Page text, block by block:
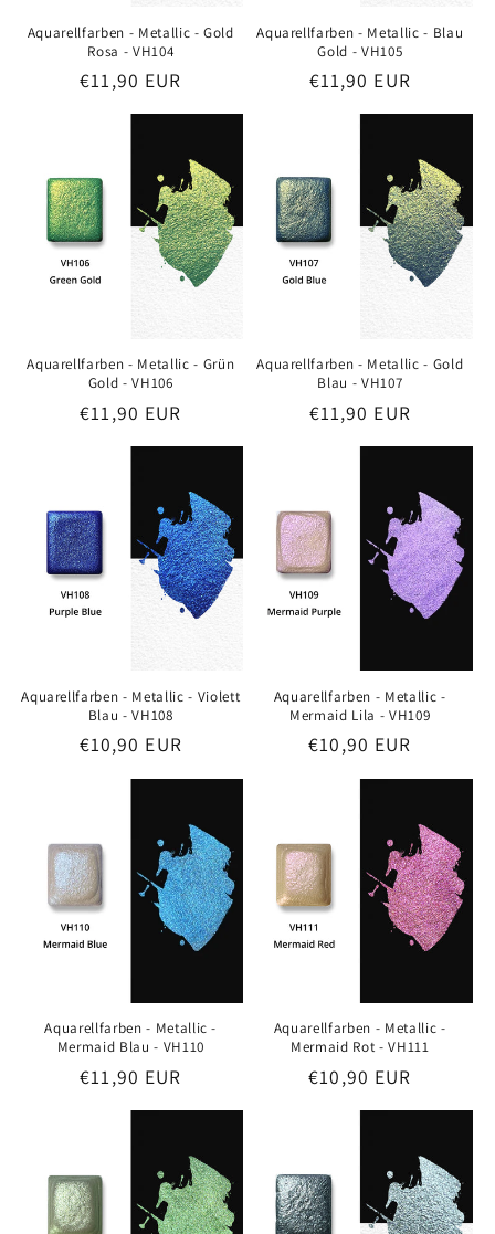
Aquarellfarben - Metallic - Gold
Rosa - VH104
Preis
€11,90 EUR
Aquarellfarben - Metallic - Blau
Gold - VH105
Preis
€11,90 EUR
Aquarellfarben - Metallic - Grün
Gold - VH106
Preis
€11,90 EUR
Aquarellfarben - Metallic - Gold
Blau - VH107
Preis
€11,90 EUR
Aquarellfarben - Metallic - Violett
Blau - VH108
Preis
€10,90 EUR
Aquarellfarben - Metallic -
Mermaid Lila - VH109
Preis
€10,90 EUR
Aquarellfarben - Metallic -
Mermaid Blau - VH110
Preis
€11,90 EUR
Aquarellfarben - Metallic -
Mermaid Rot - VH111
Preis
€10,90 EUR